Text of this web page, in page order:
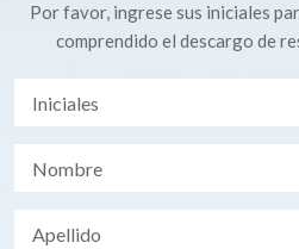
Por favor, ingrese sus iniciales
comprendido el descargo de